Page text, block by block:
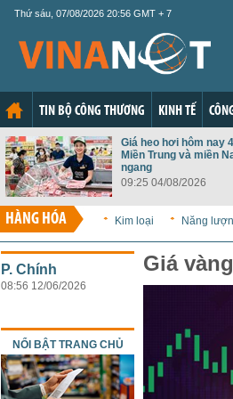
Thứ sáu, 07/08/2026 20:56 GMT + 7
TIN BỘ CÔNG THƯƠNG KINH TẾ
Giá heo hơi hôm nay
Miền Trung và miền
ngang
09:25 04/08/2026
HÀNG HÓA Kim loại Năng
Giá
P. Chính
08:56 12/06/2026
NỔI BẬT TRANG CHỦ